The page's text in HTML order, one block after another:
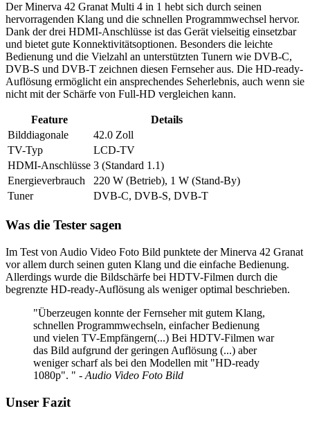
Der Minerva 42 Granat Multi 4 in 1 hebt sich durch seinen
hervorragenden Klang und die schnellen Programmwechsel hervor.
Dank der drei HDMI-Anschlüsse ist das Gerät vielseitig einsetzbar
und bietet gute Konnektivitätsoptionen. Besonders die leichte
Bedienung und die Vielzahl an unterstützten Tunern wie DVB-C,
DVB-S und DVB-T zeichnen diesen Fernseher aus. Die HD-ready-
Auflösung ermöglicht ein ansprechendes Seherlebnis, auch wenn sie
nicht mit der Schärfe von Full-HD vergleichen kann.
Feature
Details
Bilddiagonale
42.0 Zoll
TV-Typ
LCD-TV
HDMI-Anschlüsse 3 (Standard 1.1)
Energieverbrauch
220 W (Betrieb), 1 W (Stand-By)
Tuner
DVB-C, DVB-S, DVB-T
Was die Tester sagen
Im Test von Audio Video Foto Bild punktete der Minerva 42 Granat
vor allem durch seinen guten Klang und die einfache Bedienung.
Allerdings wurde die Bildschärfe bei HDTV-Filmen durch die
begrenzte HD-ready-Auflösung als weniger optimal beschrieben.
"Überzeugen konnte der Fernseher mit gutem Klang,
schnellen Programmwechseln, einfacher Bedienung
und vielen TV-Empfängern(...) Bei HDTV-Filmen war
das Bild aufgrund der geringen Auflösung (...) aber
weniger scharf als bei den Modellen mit "HD-ready
1080p". " - Audio Video Foto Bild
Unser Fazit